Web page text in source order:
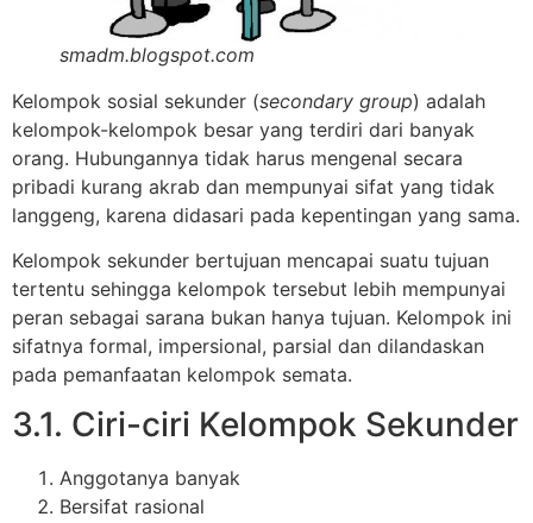
smadm.blogspot.com
Kelompok sosial sekunder (secondary group) adalah
kelompok-kelompok besar yang terdiri dari banyak
orang. Hubungannya tidak harus mengenal secara
pribadi kurang akrab dan mempunyai sifat yang tidak
langgeng, karena didasari pada kepentingan yang sama.
Kelompok sekunder bertujuan mencapai suatu tujuan
tertentu sehingga kelompok tersebut lebih mempunyai
peran sebagai sarana bukan hanya tujuan. Kelompok ini
sifatnya formal, impersional, parsial dan dilandaskan
pada pemanfaatan kelompok semata.
3.1. Ciri-ciri Kelompok Sekunder
Anggotanya banyak
Bersifat rasional